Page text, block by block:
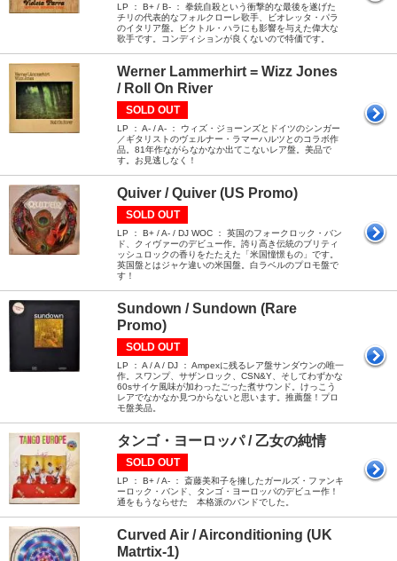
LP ： B+ / B- ： 拳銃自殺という衝撃的な最後を遂げた
チリの代表的なフォルクローレ歌手、ビオレッタ・パラ
のイタリア盤。ビクトル・ハラにも影響を与えた偉大な
歌手です。コンディションが良くないので特価です。
Werner Lammerhirt = Wizz Jones
/ Roll On River
SOLD OUT
LP ： A- / A- ： ウィズ・ジョーンズとドイツのシンガー
／ギタリストのヴェルナー・ラマーハルツとのコラボ作
品。81年作ながらなかなか出てこないレア盤。美品で
す。お見逃しなく！
Quiver / Quiver (US Promo)
SOLD OUT
LP ： B+ / A- / DJ WOC ： 英国のフォークロック・バン
ド、クィヴァーのデビュー作。誇り高き伝統のブリティ
ッシュロックの香りをたたえた「米国憧憬もの」です。
英国盤とはジャケ違いの米国盤。白ラベルのプロモ盤で
す！
Sundown / Sundown (Rare
Promo)
SOLD OUT
LP ： A / A / DJ ： Ampexに残るレア盤サンダウンの唯一
作。スワンプ、サザンロック、CSN&Y、そしてわずかな
60sサイケ風味が加わったごった煮サウンド。けっこう
レアでなかなか見つからないと思います。推薦盤！プロ
モ盤美品。
タンゴ・ヨーロッパ / 乙女の純情
SOLD OUT
LP ： B+ / A- ： 斎藤美和子を擁したガールズ・ファンキ
ーロック・バンド、タンゴ・ヨーロッパのデビュー作！
通をもうならせた 本格派のバンドでした。
Curved Air / Airconditioning (UK
Matrtix-1)